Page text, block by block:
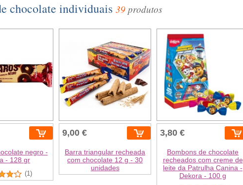
chocolate individuais 39 produtos
negro -
- 128 gr
(1)
9,00 €
Barra triangular recheada
com chocolate 12 g - 30
unidades
3,80 €
Bombons de chocolate
recheados com creme de
leite da Patrulha Canina -
Dekora - 100 g